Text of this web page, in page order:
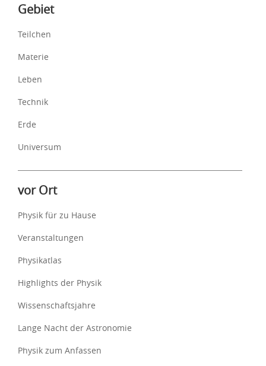
Gebiet
Teilchen
Materie
Leben
Technik
Erde
Universum
vor Ort
Physik für zu Hause
Veranstaltungen
Physikatlas
Highlights der Physik
Wissenschaftsjahre
Lange Nacht der Astronomie
Physik zum Anfassen